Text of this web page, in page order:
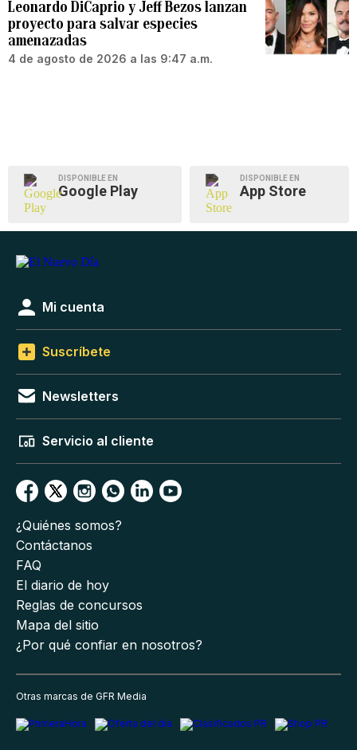
Leonardo DiCaprio y Jeff Bezos lanzan
proyecto para salvar especies
amenazadas
4 de agosto de 2026 a las 9:47 a.m.
DISPONIBLE EN
Google Play
DISPONIBLE EN
App Store
Mi cuenta
Suscríbete
Newsletters
Servicio al cliente
¿Quiénes somos?
Contáctanos
FAQ
El diario de hoy
Reglas de concursos
Mapa del sitio
¿Por qué confiar en nosotros?
Otras marcas de GFR Media